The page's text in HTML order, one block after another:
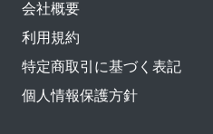
会社概要
利用規約
特定商取引に基づく表記
個人情報保護方針